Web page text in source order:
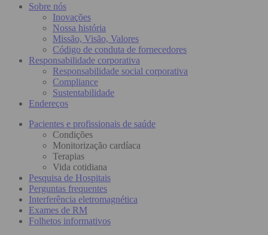
Sobre nós
Inovações
Nossa história
Missão, Visão, Valores
Código de conduta de fornecedores
Responsabilidade corporativa
Responsabilidade social corporativa
Compliance
Sustentabilidade
Endereços
Pacientes e profissionais de saúde
Condições
Monitorização cardíaca
Terapias
Vida cotidiana
Pesquisa de Hospitais
Perguntas frequentes
Interferência eletromagnética
Exames de RM
Folhetos informativos